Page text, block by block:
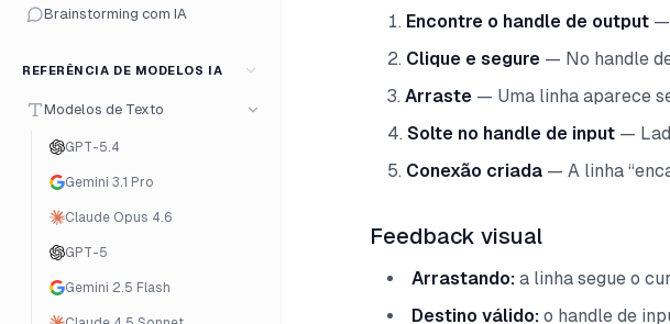
Brainstorming com IA
REFERÊNCIA DE MODELOS IA
Modelos de Texto
GPT-5.4
Gemini 3.1 Pro
Claude Opus 4.6
GPT-5
Gemini 2.5 Flash
Encontre o handle de output —
Clique e segure — No handle
Arraste — Uma linha aparece
Solte no handle de input —
Conexão criada — A linha
Feedback visual
Arrastando: a linha segue o
Destino válido: o handle de